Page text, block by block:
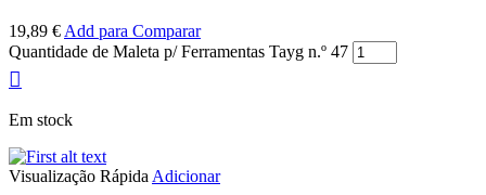
19,89 € Add para Comparar
Quantidade de Maleta p/ Ferramentas Tayg n.º 47
Em stock
Visualização Rápida Adicionar